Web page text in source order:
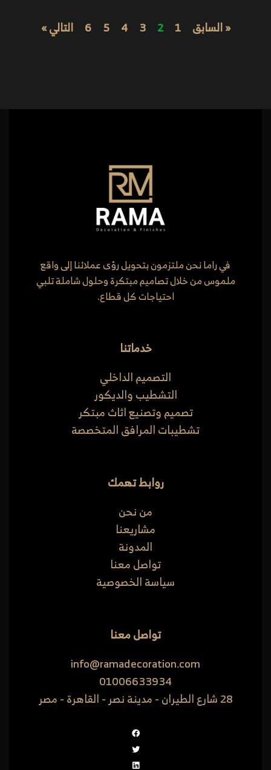
« السابق 1
2
3
4
5
6 التالي »
في راما نحن ملتزمون بتحويل رؤى عملائنا إلى واقع
ملموس من خلال تصاميم مبتكرة وحلول شاملة تلبي
احتياجات كل قطاع.
خدماتنا
التصميم الداخلي
التشطيب والديكور
تصميم وتصنيع اثاث مبتكر
تشطيبات المرافق المتخصصة
روابط تهمك
من نحن
مشاريعنا
المدونة
تواصل معنا
سياسة الخصوصية
تواصل معنا
info@ramadecoration.com
01006633934
28 شارع الطيران - مدينة نصر - القاهرة - مصر